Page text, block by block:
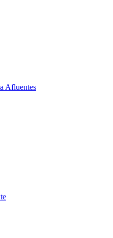
Afluentes